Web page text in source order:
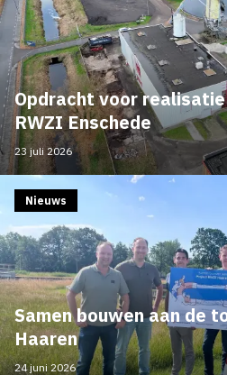
Opdracht voor
RWZI Enschede
23 juli 2026
Samen bouwen aan de
Haaren
Nieuws
24 juni 2026